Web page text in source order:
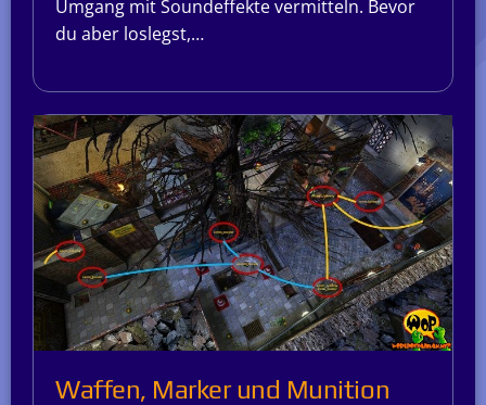
Umgang mit Soundeffekte vermitteln. Bevor
du aber loslegst,…
Waffen, Marker und Munition